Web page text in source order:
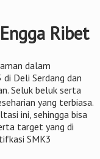
Ribet
dalam
Deli Serdang dan
Seluk beluk serta
yang terbiasa.
ini, sehingga bisa
target yang di
SMK3